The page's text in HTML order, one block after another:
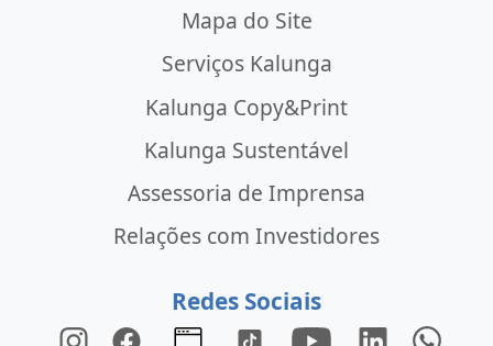
Mapa do Site
Serviços Kalunga
Kalunga Copy&Print
Kalunga Sustentável
Assessoria de Imprensa
Relações com Investidores
Redes Sociais